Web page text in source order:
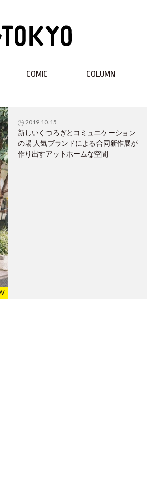
COMIC COLUMN
2019.10.15
新しいくつろぎとコミュニケーション
の場 人気ブランドによる合同新作展が
作り出すアットホームな空間